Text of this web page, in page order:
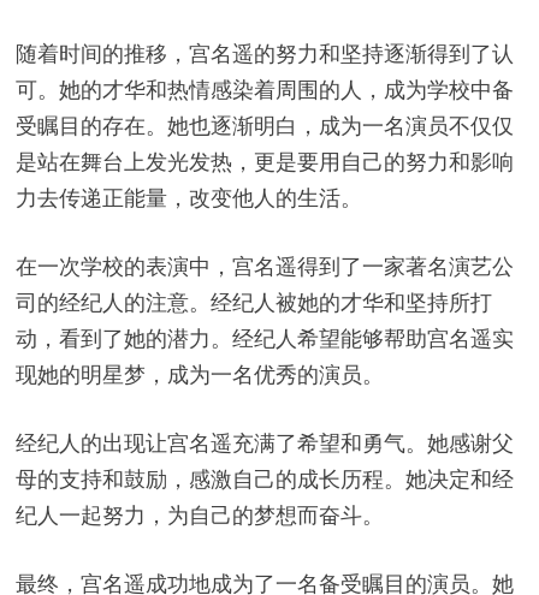
随着时间的推移，宫名遥的努力和坚持逐渐得到了认
可。她的才华和热情感染着周围的人，成为学校中备
受瞩目的存在。她也逐渐明白，成为一名演员不仅仅
是站在舞台上发光发热，更是要用自己的努力和影响
力去传递正能量，改变他人的生活。
在一次学校的表演中，宫名遥得到了一家著名演艺公
司的经纪人的注意。经纪人被她的才华和坚持所打
动，看到了她的潜力。经纪人希望能够帮助宫名遥实
现她的明星梦，成为一名优秀的演员。
经纪人的出现让宫名遥充满了希望和勇气。她感谢父
母的支持和鼓励，感激自己的成长历程。她决定和经
纪人一起努力，为自己的梦想而奋斗。
最终，宫名遥成功地成为了一名备受瞩目的演员。她